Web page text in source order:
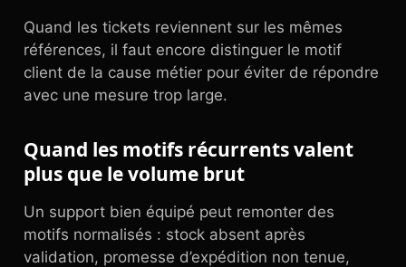
Quand les tickets reviennent sur les mêmes
références, il faut encore distinguer le motif
client de la cause métier pour éviter de répondre
avec une mesure trop large.
Quand les motifs récurrents valent
plus que le volume brut
Un support bien équipé peut remonter des
motifs normalisés : stock absent après
validation, promesse d’expédition non tenue,